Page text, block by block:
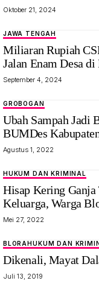
Oktober 21, 2024
JAWA TENGAH
Miliaran Rupiah
Jalan Enam Desa
September 4, 2024
GROBOGAN
Ubah Sampah Jadi
BUMDes
Agustus 1, 2022
HUKUM DAN KRIMINAL
Hisap Kering Ganja
Keluarga, Warga
Mei 27, 2022
BLORAHUKUM DAN
Dikenali, Mayat
Juli 13, 2019